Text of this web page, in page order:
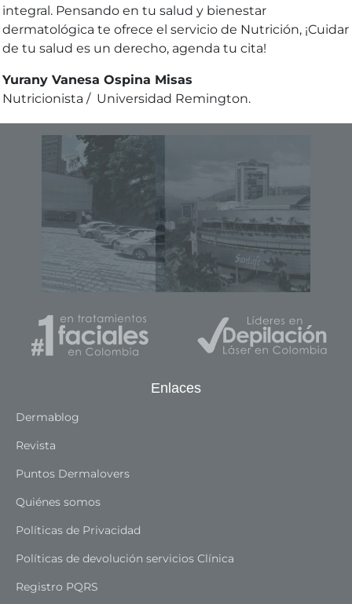
integral. Pensando en tu salud y bienestar
dermatológica te ofrece el servicio de Nutrición, ¡Cuidar
de tu salud es un derecho, agenda tu cita!
Yurany Vanesa Ospina Misas
Nutricionista / Universidad Remington.
Sede El Poblado
/ Droguería / Good Bye Tattoo
Calle 10 # 30 - 310
Medellín - Colombia
Av. El Poblado
Enlaces
Dermablog
Revista
Puntos Dermalovers
Quiénes somos
Políticas de Privacidad
Políticas de devolución servicios Clínica
Registro PQRS